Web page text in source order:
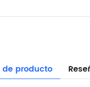
de producto